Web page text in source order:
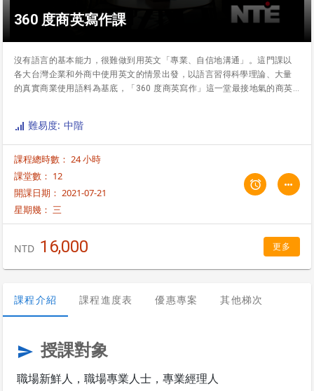
360 度商英寫作課
沒有語言的基本能力，很難做到用英文「專業、自信地溝通」。這門課以
各大台灣企業和外商中使用英文的情景出發，以語言習得科學理論、大量
的真實商業使用語料為基底，「360 度商英寫作」這一堂最接地氣的商英
難易度: 中階
課程總時數： 24 小時
課堂數： 12
開課日期： 2021-07-21
星期幾： 三
NTD 16,000 更多
課程介紹 課程進度表 優惠專案 其他梯次
send 授課對象
職場新鮮人，職場專業人士，專業經理人